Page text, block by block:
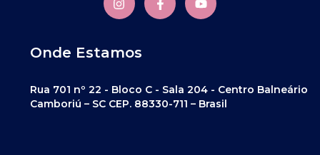
Onde Estamos
Rua 701 nº 22 - Bloco C - Sala 204 - Centro Balneário
Camboriú – SC CEP. 88330-711 – Brasil